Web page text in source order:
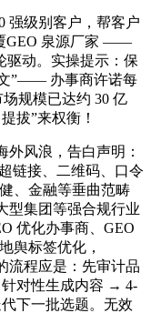
级别客户，帮客户
GEO 泉源厂家 ——
驱动。实操提示：保
”—— 办事商许诺每
场规模已达约 30 亿
拔”来权衡！
风浪，告白声明：
链接、二维码、口令
、金融等垂曲范畴
型集团等强合规行业
优化办事商、GEO
舆标签优化，
流程应是：先审计品
对性生成内容 → 4-
下一批选题。无效